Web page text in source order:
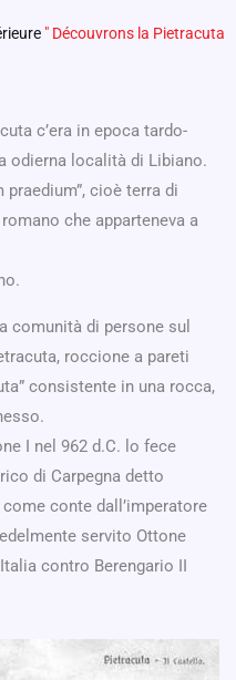
" Découvrons la Pietracuta
c’era in epoca tardo-
odierna località di Libiano.
cioè terra di
che apparteneva a
comunità di persone sul
roccione a pareti
consistente in una rocca,
I nel 962 d.C. lo fece
di Carpegna detto
conte dall’imperatore
servito Ottone
contro Berengario II